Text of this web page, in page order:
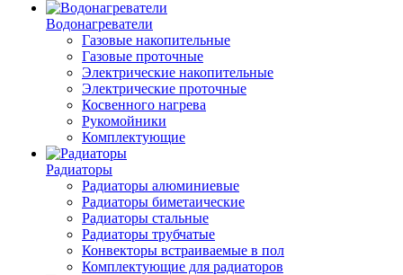
Водонагреватели
Газовые накопительные
Газовые проточные
Электрические накопительные
Электрические проточные
Косвенного нагрева
Рукомойники
Комплектующие
Радиаторы
Радиаторы алюминиевые
Радиаторы биметаические
Радиаторы стальные
Радиаторы трубчатые
Конвекторы встраиваемые в пол
Комплектующие для радиаторов